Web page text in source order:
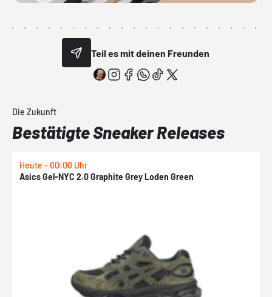
Teil es mit deinen Freunden
Die Zukunft
Bestätigte Sneaker Releases
Heute - 00:00 Uhr
Asics Gel-NYC 2.0 Graphite Grey Loden Green